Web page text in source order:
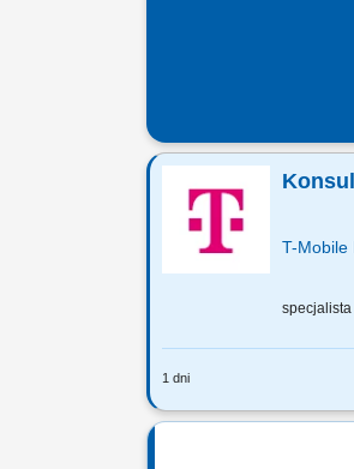
T-Mobile
1 dni
Zadania,